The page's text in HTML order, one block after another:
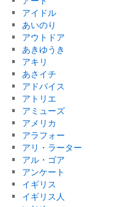
アイドル
あいのり
アウトドア
あきゆうき
アキリ
あさイチ
アドバイス
アトリエ
アミューズ
アメリカ
アラフォー
アリ・ラーター
アル・ゴア
アンケート
イギリス
イギリス人